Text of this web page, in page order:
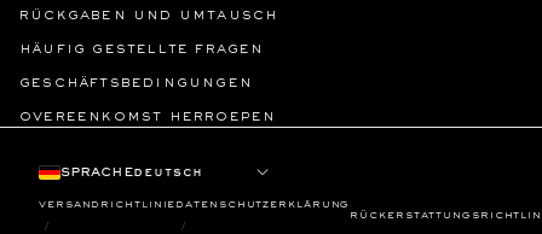
rückgaben und umtausch
häufig gestellte fragen
geschäftsbedingungen
overeenkomst herroepen
sprache
versandrichtlinie datenschutzerklärung